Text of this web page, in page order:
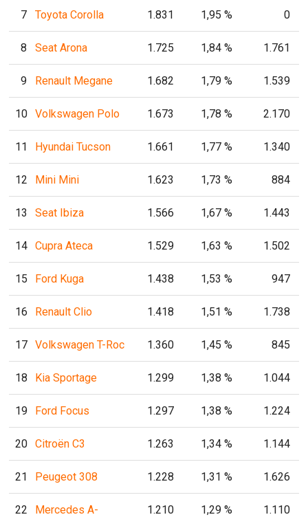
7 Toyota Corolla 1.831 1,95 % 0
8 Seat Arona 1.725 1,84 % 1.761
9 Renault Megane 1.682 1,79 % 1.539
10 Volkswagen Polo 1.673 1,78 % 2.170
11 Hyundai Tucson 1.661 1,77 % 1.340
12 Mini Mini 1.623 1,73 % 884
13 Seat Ibiza 1.566 1,67 % 1.443
14 Cupra Ateca 1.529 1,63 % 1.502
15 Ford Kuga 1.438 1,53 % 947
16 Renault Clio 1.418 1,51 % 1.738
17 Volkswagen T-Roc 1.360 1,45 % 845
18 Kia Sportage 1.299 1,38 % 1.044
19 Ford Focus 1.297 1,38 % 1.224
20 Citroën C3 1.263 1,34 % 1.144
21 Peugeot 308 1.228 1,31 % 1.626
22
Mercedes A-
1.210 1,29 % 1.110